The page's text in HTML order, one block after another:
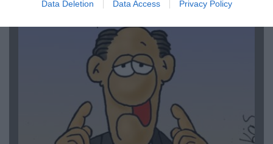
Data Deletion Data Access Privacy Policy